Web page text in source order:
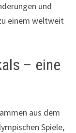
und
einem weltweit
– eine
aus dem
Spiele,